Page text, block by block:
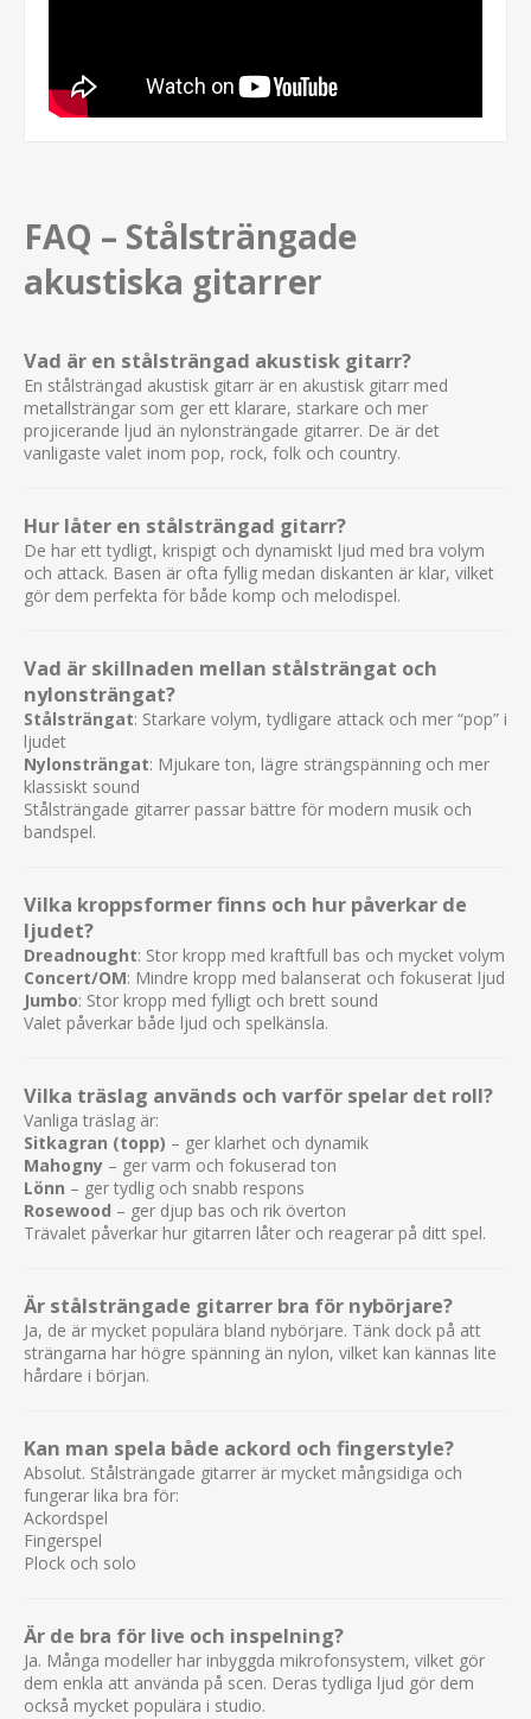
FAQ – Stålsträngade
akustiska gitarrer
Vad är en stålsträngad akustisk gitarr?
En stålsträngad akustisk gitarr är en akustisk gitarr med
metallsträngar som ger ett klarare, starkare och mer
projicerande ljud än nylonsträngade gitarrer. De är det
vanligaste valet inom pop, rock, folk och country.
Hur låter en stålsträngad gitarr?
De har ett tydligt, krispigt och dynamiskt ljud med bra volym
och attack. Basen är ofta fyllig medan diskanten är klar, vilket
gör dem perfekta för både komp och melodispel.
Vad är skillnaden mellan stålsträngat och
nylonsträngat?
Stålsträngat: Starkare volym, tydligare attack och mer “pop” i
ljudet
Nylonsträngat: Mjukare ton, lägre strängspänning och mer
klassiskt sound
Stålsträngade gitarrer passar bättre för modern musik och
bandspel.
Vilka kroppsformer finns och hur påverkar de
ljudet?
Dreadnought: Stor kropp med kraftfull bas och mycket volym
Concert/OM: Mindre kropp med balanserat och fokuserat ljud
Jumbo: Stor kropp med fylligt och brett sound
Valet påverkar både ljud och spelkänsla.
Vilka träslag används och varför spelar det roll?
Vanliga träslag är:
Sitkagran (topp) – ger klarhet och dynamik
Mahogny – ger varm och fokuserad ton
Lönn – ger tydlig och snabb respons
Rosewood – ger djup bas och rik överton
Trävalet påverkar hur gitarren låter och reagerar på ditt spel.
Är stålsträngade gitarrer bra för nybörjare?
Ja, de är mycket populära bland nybörjare. Tänk dock på att
strängarna har högre spänning än nylon, vilket kan kännas lite
hårdare i början.
Kan man spela både ackord och fingerstyle?
Absolut. Stålsträngade gitarrer är mycket mångsidiga och
fungerar lika bra för:
Ackordspel
Fingerspel
Plock och solo
Är de bra för live och inspelning?
Ja. Många modeller har inbyggda mikrofonsystem, vilket gör
dem enkla att använda på scen. Deras tydliga ljud gör dem
också mycket populära i studio.